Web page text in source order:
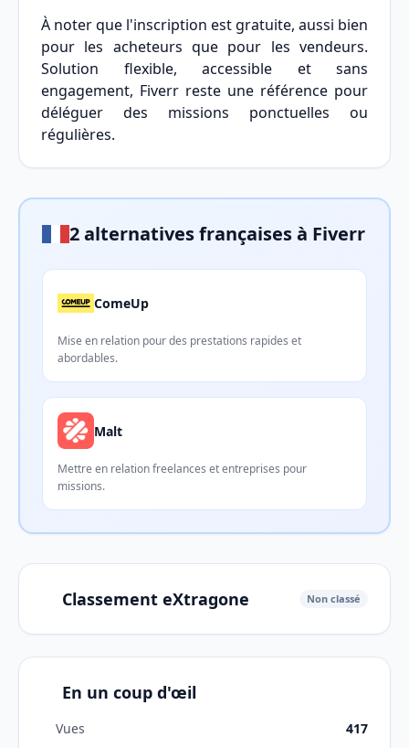
À noter que l'inscription est gratuite, aussi bien
pour les acheteurs que pour les vendeurs.
Solution flexible, accessible et sans
engagement, Fiverr reste une référence pour
déléguer des missions ponctuelles ou
régulières.
2 alternatives françaises à Fiverr
ComeUp
Mise en relation pour des prestations rapides et
abordables.
Malt
Mettre en relation freelances et entreprises pour
missions.
Classement eXtragone Non classé
En un coup d'œil
Vues
417